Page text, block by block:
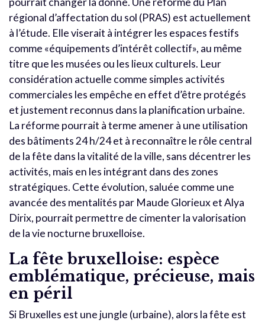
régional d’affectation du sol (PRAS) est actuellement
à l’étude. Elle viserait à intégrer les espaces festifs
comme «équipements d’intérêt collectif», au même
titre que les musées ou les lieux culturels. Leur
considération actuelle comme simples activités
commerciales les empêche en effet d’être protégés
et justement reconnus dans la planification urbaine.
La réforme pourrait à terme amener à une utilisation
des bâtiments 24 h/24 et à reconnaître le rôle central
de la fête dans la vitalité de la ville, sans décentrer les
activités, mais en les intégrant dans des zones
stratégiques. Cette évolution, saluée comme une
avancée des mentalités par Maude Glorieux et Alya
Dirix, pourrait permettre de cimenter la valorisation
de la vie nocturne bruxelloise.
La fête bruxelloise: espèce
emblématique, précieuse, mais
en péril
Si Bruxelles est une jungle (urbaine), alors la fête est